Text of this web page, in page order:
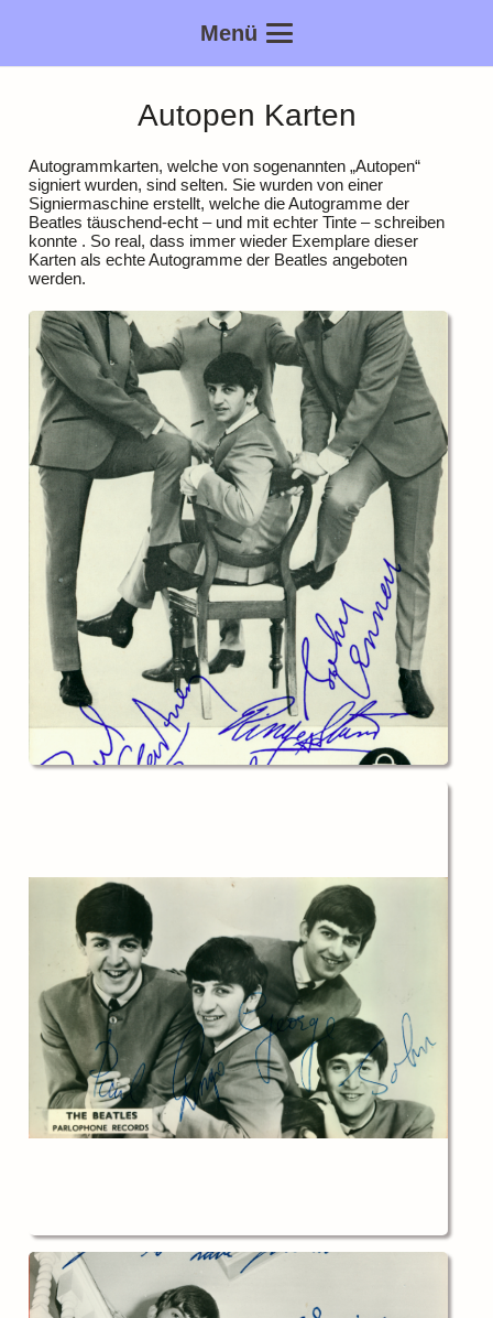
Menü
Autopen Karten
Autogrammkarten, welche von sogenannten „Autopen“
signiert wurden, sind selten. Sie wurden von einer
Signiermaschine erstellt, welche die Autogramme der
Beatles täuschend-echt – und mit echter Tinte – schreiben
konnte . So real, dass immer wieder Exemplare dieser
Karten als echte Autogramme der Beatles angeboten
werden.